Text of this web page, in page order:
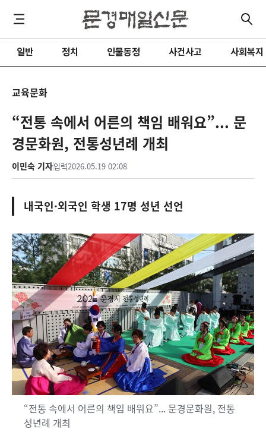
일반 정치 인물동정 사건사고 사회복지
교육문화
“전통 속에서 어른의 책임 배워요”... 문
경문화원, 전통성년례 개최
이민숙 기자입력2026.05.19 02:08
내국인·외국인 학생 17명 성년 선언
“전통 속에서 어른의 책임 배워요”... 문경문화원, 전통
성년례 개최